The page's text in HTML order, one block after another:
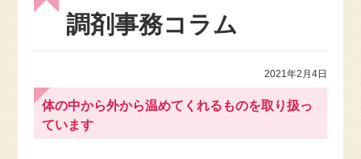
調剤事務コラム
2021年2月4日
体の中から外から温めてくれるものを取り扱っ
ています